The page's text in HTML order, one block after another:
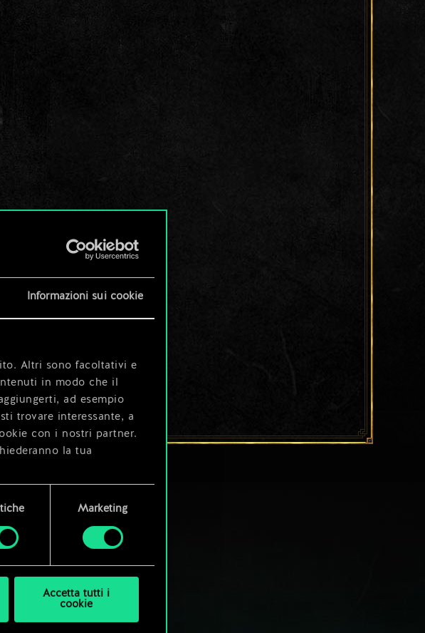
Informazioni sui cookie
Altri sono facoltativi e
in modo che il
ad esempio
trovare interessante, a
con i nostri partner.
la tua
come impostare le tue
Marketing
Accetta tutti i
cookie